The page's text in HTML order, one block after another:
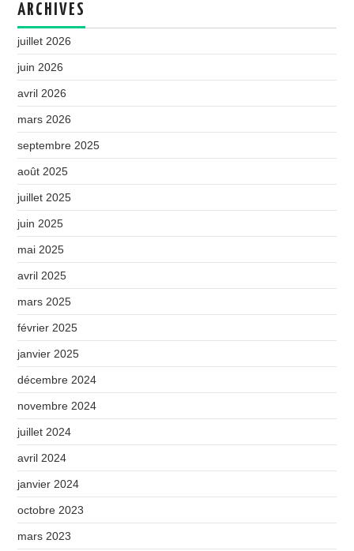
ARCHIVES
juillet 2026
juin 2026
avril 2026
mars 2026
septembre 2025
août 2025
juillet 2025
juin 2025
mai 2025
avril 2025
mars 2025
février 2025
janvier 2025
décembre 2024
novembre 2024
juillet 2024
avril 2024
janvier 2024
octobre 2023
mars 2023